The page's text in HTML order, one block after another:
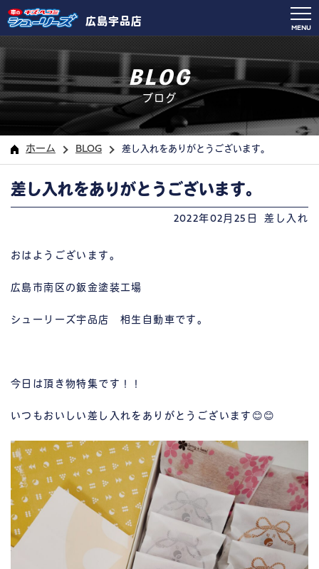
広島宇品店
MENU
BLOG
ブログ
ホーム BLOG 差し入れをありがとうございます。
差し入れをありがとうございます。
2022年02月25日 差し入れ
おはようございます。
広島市南区の鈑金塗装工場
シューリーズ宇品店 相生自動車です。
今日は頂き物特集です！！
いつもおいしい差し入れをありがとうございます😊😊